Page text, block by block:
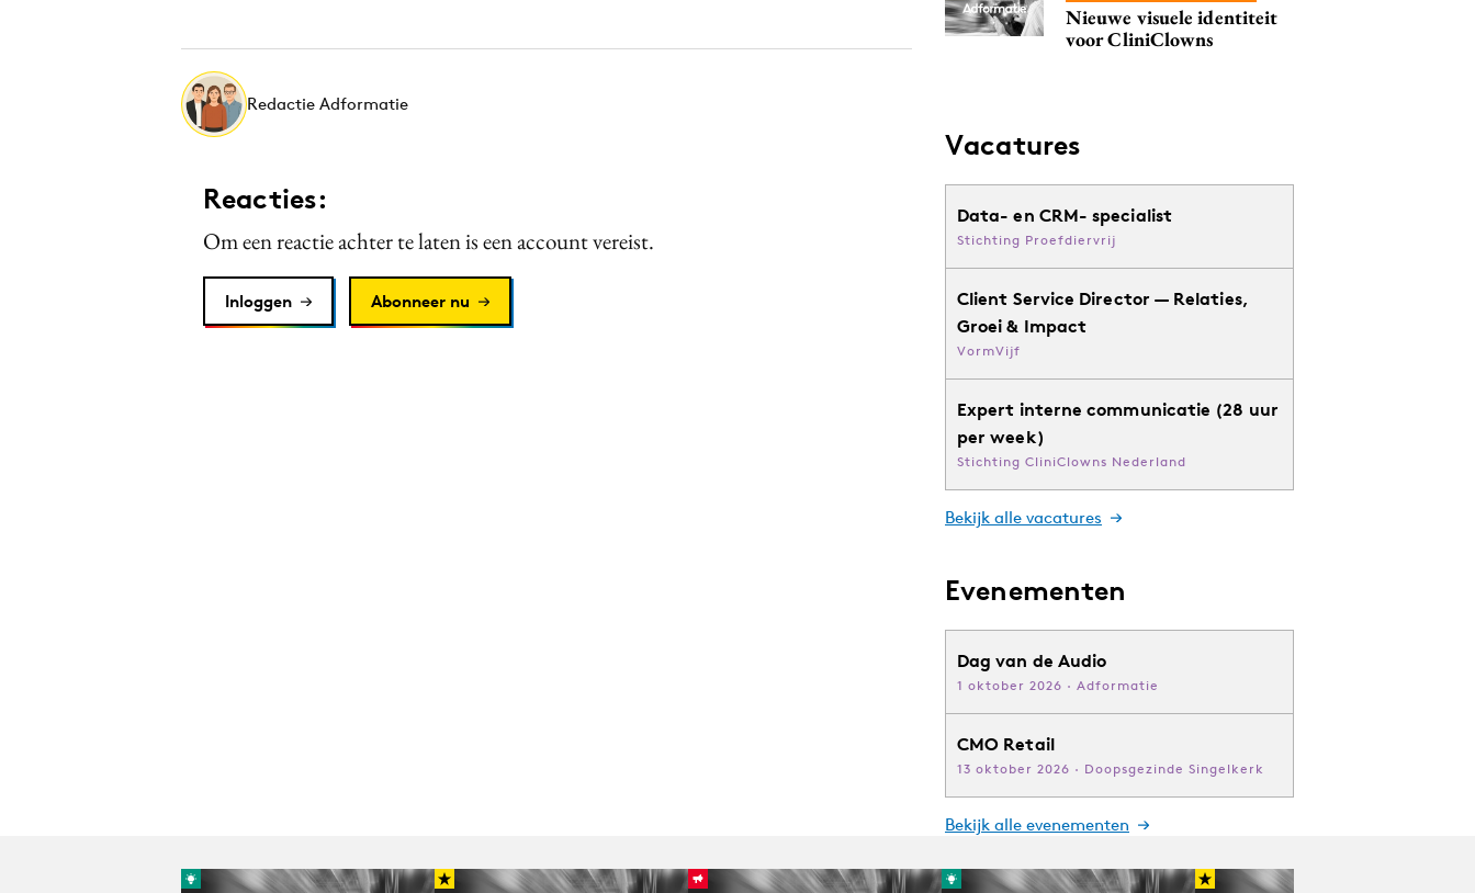
Redactie Adformatie
Reacties:
Om een reactie achter te laten is een account vereist.
Inloggen Abonneer nu
Nieuwe visuele identiteit
voor CliniClowns
Vacatures
Data- en CRM- specialist
Stichting Proefdiervrij
Client Service Director — Relaties,
Groei & Impact
VormVijf
Expert interne communicatie (28 uur
per week)
Stichting CliniClowns Nederland
Bekijk alle vacatures
Evenementen
Dag van de Audio
1 oktober 2026 · Adformatie
CMO Retail
13 oktober 2026 · Doopsgezinde Singelkerk
Bekijk alle evenementen